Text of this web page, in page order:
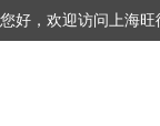
您好，欢迎访问上海旺